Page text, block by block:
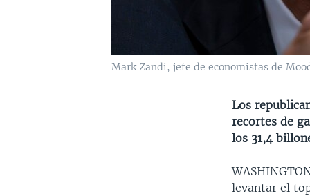
Mark Zandi, jefe de economistas de
Los
recortes de
los 31,4
levantar el